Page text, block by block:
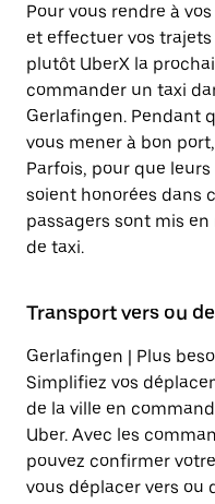
Pour vous rendre à
et effectuer vos
plutôt UberX la
commander un taxi
Gerlafingen. Pendant
vous mener à bon
Parfois, pour que
soient honorées dans
passagers sont mis
de taxi.
Transport vers ou
Gerlafingen | Plus
Simplifiez vos
de la ville en
Uber. Avec les
pouvez confirmer
vous déplacer vers ou